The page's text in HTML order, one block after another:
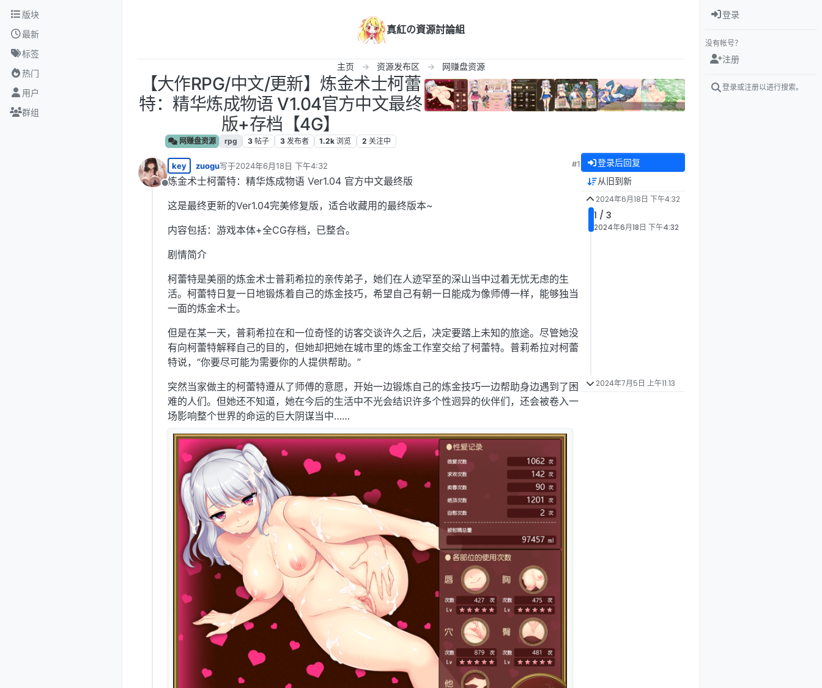
跳转至内容
版块
最新
标签
热门
用户
群组
真紅の資源討論組
主页 资源发布区 网赚盘资源
【大作RPG/中文/更新】炼金术士柯蕾
特：精华炼成物语 V1.04官方中文最终
版+存档【4G】
网赚盘资源 rpg 3 帖子 3 发布者 1.2k 浏览 2 关注中
离线
key zuogu写于2024年6月18日 下午4:32
最后由 编辑
#1
炼金术士柯蕾特：精华炼成物语 Ver1.04 官方中文最终版
这是最终更新的Ver1.04完美修复版，适合收藏用的最终版本~
内容包括：游戏本体+全CG存档，已整合。
剧情简介
柯蕾特是美丽的炼金术士普莉希拉的亲传弟子，她们在人迹罕至的深山当中过着无忧无虑的生
活。柯蕾特日复一日地锻炼着自己的炼金技巧，希望自己有朝一日能成为像师傅一样，能够独当
一面的炼金术士。
但是在某一天，普莉希拉在和一位奇怪的访客交谈许久之后，决定要踏上未知的旅途。尽管她没
有向柯蕾特解释自己的目的，但她却把她在城市里的炼金工作室交给了柯蕾特。普莉希拉对柯蕾
特说，“你要尽可能为需要你的人提供帮助。”
突然当家做主的柯蕾特遵从了师傅的意愿，开始一边锻炼自己的炼金技巧一边帮助身边遇到了困
难的人们。但她还不知道，她在今后的生活中不光会结识许多个性迥异的伙伴们，还会被卷入一
场影响整个世界的命运的巨大阴谋当中……
登录后回复
从旧到新
2024年6月18日 下午4:32
1 / 3
2024年6月18日 下午4:32
2024年7月5日 上午11:13
登录
没有帐号？
注册
登录或注册以进行搜索。